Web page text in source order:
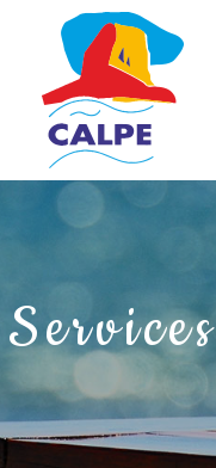
principal
Services